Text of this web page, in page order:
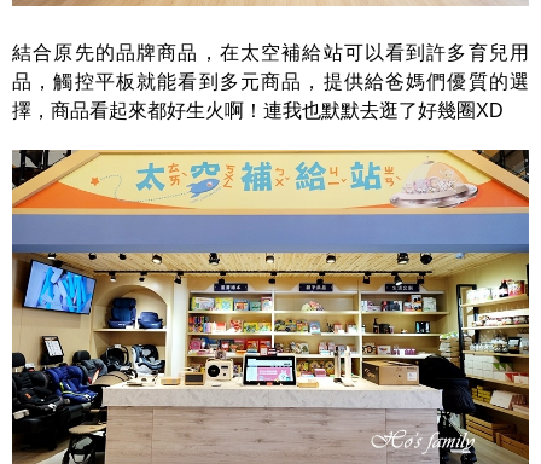
結合原先的品牌商品，在太空補給站可以看到許多育兒用
品，觸控平板就能看到多元商品，提供給爸媽們優質的選
擇，商品看起來都好生火啊！連我也默默去逛了好幾圈XD